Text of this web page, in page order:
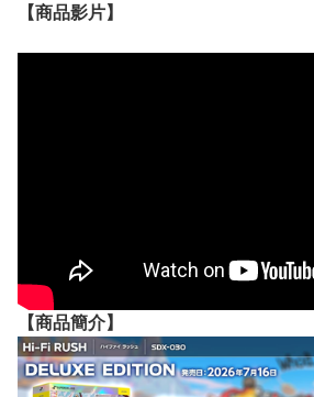
【商品影片】
【商品簡介】